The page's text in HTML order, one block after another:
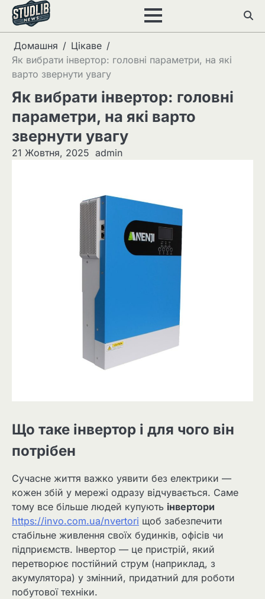
Перейти
вмісту
Домашня
Цікаве
Як вибрати інвертор: головні параметри, на які
варто звернути увагу
Як вибрати інвертор: головні
параметри, на які варто
звернути увагу
21 Жовтня, 2025 admin
Що таке інвертор і для чого він
потрібен
Сучасне життя важко уявити без електрики —
кожен збій у мережі одразу відчувається. Саме
тому все більше людей купують інвертори
https://invo.com.ua/nvertori щоб забезпечити
стабільне живлення своїх будинків, офісів чи
підприємств. Інвертор — це пристрій, який
перетворює постійний струм (наприклад, з
акумулятора) у змінний, придатний для роботи
побутової техніки.